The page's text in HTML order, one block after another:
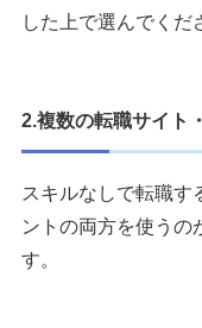
した上で選んでくだ
2.複数の転職サイト
スキルなしで転職す
ントの両方を使うの
す。